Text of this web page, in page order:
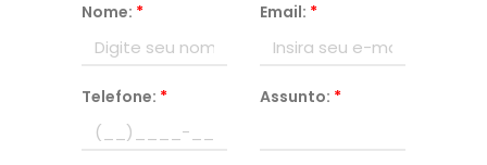
Nome: * Email: *
Telefone: * Assunto: *